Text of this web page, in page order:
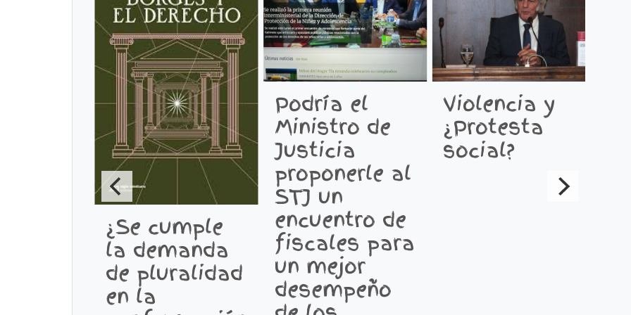
¿Se cumple
la demanda
de pluralidad
en la
Podría el
Ministro de
Justicia
proponerle al
STJ un
encuentro de
fiscales para
un mejor
desempeño
Violencia y
¿Protesta
social?